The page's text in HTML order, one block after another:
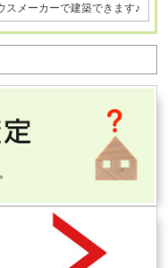
メーカーで建築できます♪